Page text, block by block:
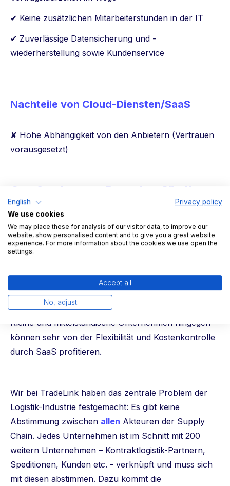
✔ Keine zusätzlichen Mitarbeiterstunden in der IT
✔ Zuverlässige Datensicherung und -
wiederherstellung sowie Kundenservice
Nachteile von Cloud-Diensten/SaaS
✘ Hohe Abhängigkeit von den Anbietern (Vertrauen
vorausgesetzt)
SaaS oder on-Premise für Ihr
Unternehmen? Was ist besser?
Es gibt keine one-size-fits-all-Lösung für alle
Unternehmen.
hängt hauptsächlich von Ihren Anforderungen und
den eigenen Ressourcen ab. Gerade in großen
Unternehmen gilt on-Premise noch als Standard.
Kleine und mittelständische Unternehmen hingegen
können sehr von der Flexibilität und Kostenkontrolle
durch SaaS profitieren.
Wir bei TradeLink haben das zentrale Problem der
Logistik-Industrie festgemacht: Es gibt keine
Abstimmung zwischen allen Akteuren der Supply
Chain. Jedes Unternehmen ist im Schnitt mit 200
weitern Unternehmen – Kontraktlogistik-Partnern,
Speditionen, Kunden etc. - verknüpft und muss sich
mit diesen abstimmen. Dazu kommt die
English
Privacy policy
We use cookies
We may place these for analysis of our visitor data, to improve our
website, show personalised content and to give you a great website
experience. For more information about the cookies we use open the
settings.
Accept all
No, adjust